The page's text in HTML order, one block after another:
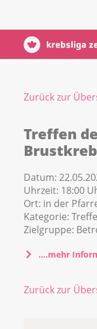
Zurück zur
Treffen
Datum:
Uhrzeit: 18:00
Ort: in der
Kategorie:
Zielgruppe:
....mehr
Zurück zur